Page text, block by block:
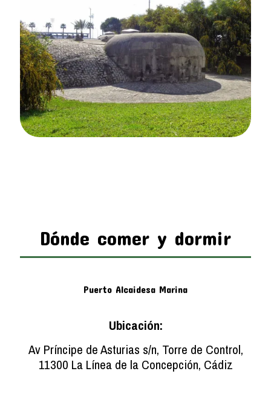
Dónde comer y dormir
Puerto Alcaidesa Marina
Ubicación:
Av Príncipe de Asturias s/n, Torre de Control,
11300 La Línea de la Concepción, Cádiz